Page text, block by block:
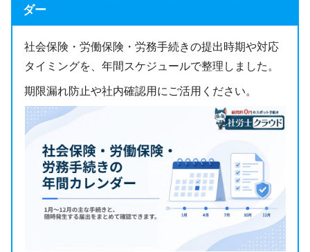
ダー
社会保険・労働保険・労務手続きの提出時期や対応
タイミングを、年間スケジュールで整理しました。
期限漏れ防止や社内確認用にご活用ください。